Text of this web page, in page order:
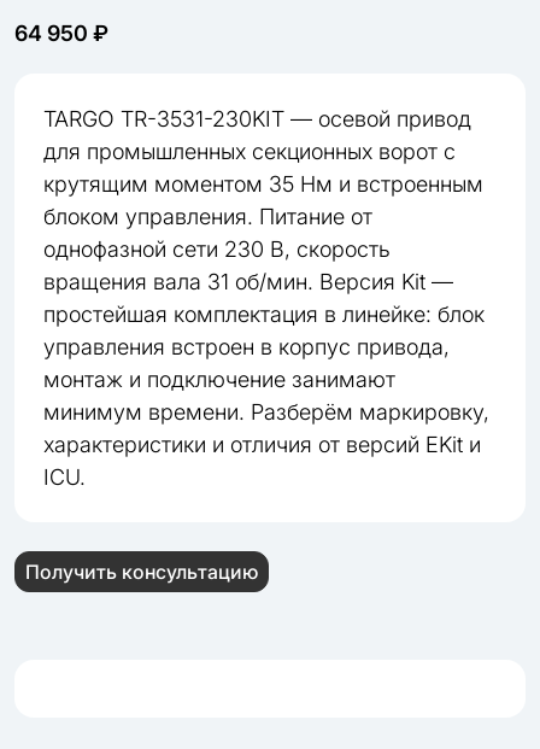
64 950 ₽
TARGO TR-3531-230KIT — осевой привод
для промышленных секционных ворот с
крутящим моментом 35 Нм и встроенным
блоком управления. Питание от
однофазной сети 230 В, скорость
вращения вала 31 об/мин. Версия Kit —
простейшая комплектация в линейке: блок
управления встроен в корпус привода,
монтаж и подключение занимают
минимум времени. Разберём маркировку,
характеристики и отличия от версий EKit и
ICU.
Получить консультацию